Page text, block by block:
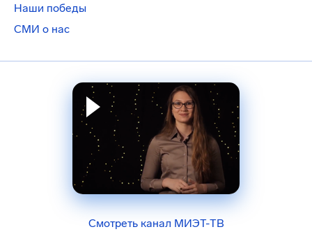
Наши победы
СМИ о нас
Смотреть канал МИЭТ-ТВ